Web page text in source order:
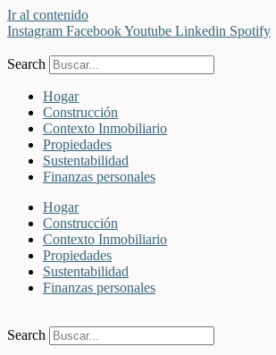
Ir al contenido
Instagram FacebookYoutube Linkedin Spotify
Search
Hogar
Construcción
Contexto Inmobiliario
Propiedades
Sustentabilidad
Finanzas personales
Hogar
Construcción
Contexto Inmobiliario
Propiedades
Sustentabilidad
Finanzas personales
Search